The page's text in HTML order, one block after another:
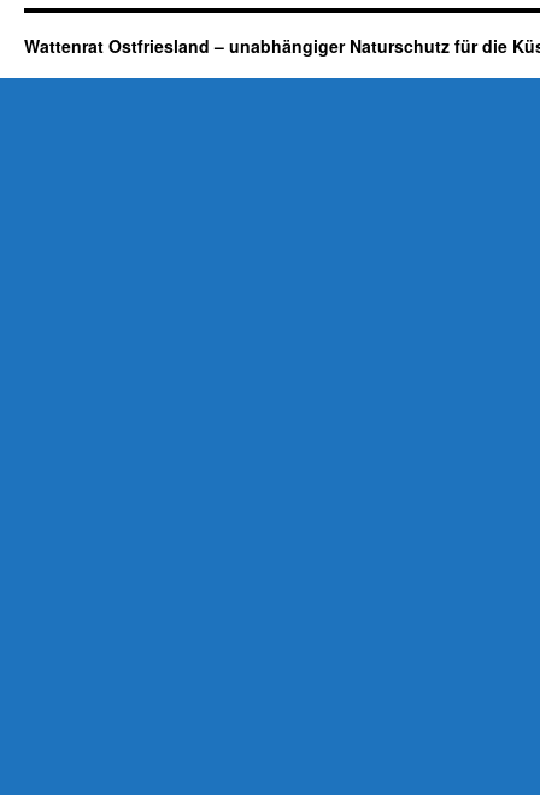
Wattenrat Ostfriesland – unabhängiger Naturschutz für die